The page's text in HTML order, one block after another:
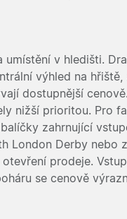
umístění v hledišti.
výhled na hřiště,
dostupnější
nižší prioritou. Pro
zahrnující
London Derby nebo
prodeje.
se cenově